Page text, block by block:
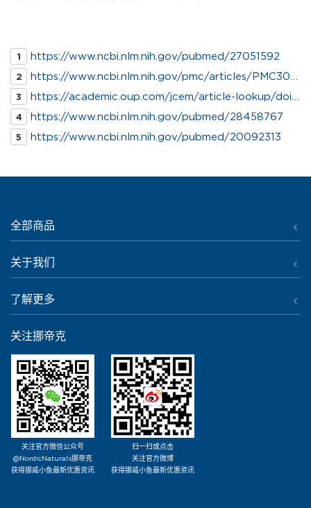
1 https://www.ncbi.nlm.nih.gov/pubmed/27051592
2 https://www.ncbi.nlm.nih.gov/pmc/articles/PMC3046611/
3 https://academic.oup.com/jcem/article-lookup/doi/10.1210/jc.2011-0385
4 https://www.ncbi.nlm.nih.gov/pubmed/28458767
5 https://www.ncbi.nlm.nih.gov/pubmed/20092313
全部商品
关于我们
了解更多
关注挪帝克
关注官方微信公众号
@NordicNaturals挪帝克
获得挪威小鱼最新优惠资讯
扫一扫或点击
关注官方微博
获得挪威小鱼最新优惠资讯